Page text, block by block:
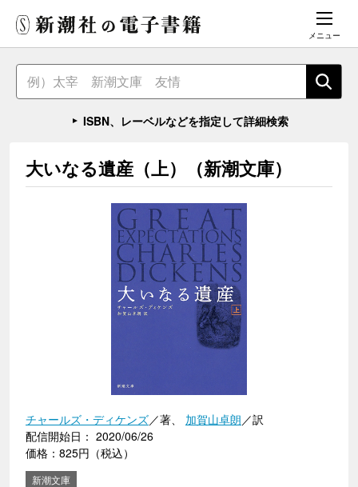
メニュー
ISBN、レーベルなどを指定して詳細検索
大いなる遺産（上）（新潮文庫）
チャールズ・ディケンズ／著、 加賀山卓朗／訳
配信開始日： 2020/06/26
価格：825円（税込）
新潮文庫